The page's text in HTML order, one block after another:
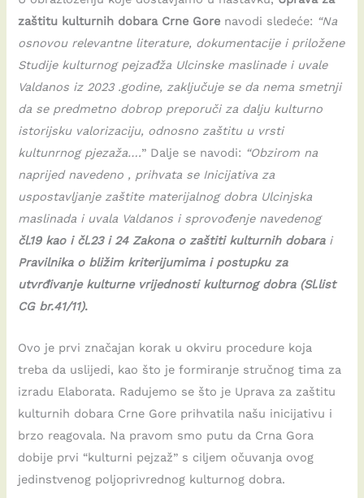
zaštitu kulturnih dobara Crne Gore navodi sledeće: “Na
osnovou relevantne literature, dokumentacije i priložene
Studije kulturnog pejzađža Ulcinske maslinade i uvale
Valdanos iz 2023 .godine, zaključuje se da nema smetnji
da se predmetno dobrop preporuči za dalju kulturno
istorijsku valorizaciju, odnosno zaštitu u vrsti
kultunrnog pjezaža….” Dalje se navodi: “Obzirom na
naprijed navedeno , prihvata se Inicijativa za
uspostavljanje zaštite materijalnog dobra Ulcinjska
maslinada i uvala Valdanos i sprovođenje navedenog
čl.19 kao i čl.23 i 24 Zakona o zaštiti kulturnih dobarai
Pravilnika o bližim kriterijumima i postupku za
utvrđivanje kulturne vrijednosti kulturnog dobra (Sl.list
CG br.41/11).
Ovo je prvi značajan korak u okviru procedure koja
treba da uslijedi, kao što je formiranje stručnog tima za
izradu Elaborata. Radujemo se što je Uprava za zaštitu
kulturnih dobara Crne Gore prihvatila našu inicijativu i
brzo reagovala. Na pravom smo putu da Crna Gora
dobije prvi “kulturni pejzaž” s ciljem očuvanja ovog
jedinstvenog poljoprivrednog kulturnog dobra.